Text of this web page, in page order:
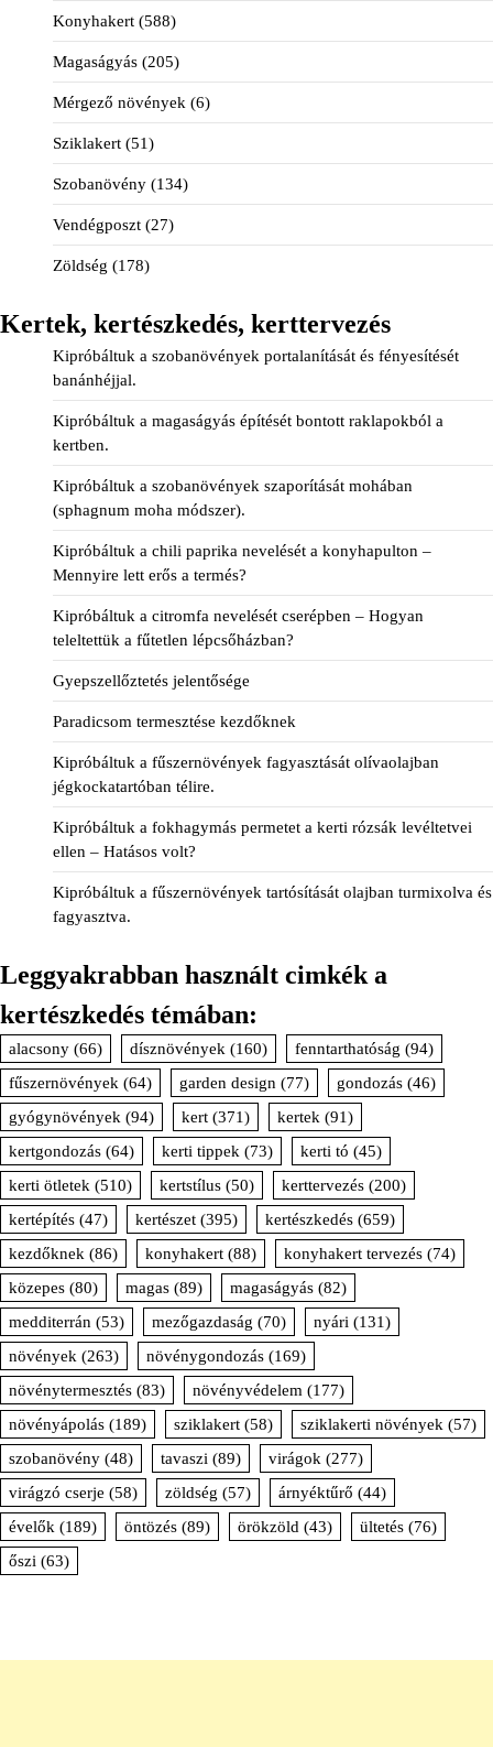
Konyhakert (588)
Magaságyás (205)
Mérgező növények (6)
Sziklakert (51)
Szobanövény (134)
Vendégposzt (27)
Zöldség (178)
Kertek, kertészkedés, kerttervezés
Kipróbáltuk a szobanövények portalanítását és fényesítését
banánhéjjal.
Kipróbáltuk a magaságyás építését bontott raklapokból a
kertben.
Kipróbáltuk a szobanövények szaporítását mohában
(sphagnum moha módszer).
Kipróbáltuk a chili paprika nevelését a konyhapulton –
Mennyire lett erős a termés?
Kipróbáltuk a citromfa nevelését cserépben – Hogyan
teleltettük a fűtetlen lépcsőházban?
Gyepszellőztetés jelentősége
Paradicsom termesztése kezdőknek
Kipróbáltuk a fűszernövények fagyasztását olívaolajban
jégkockatartóban télire.
Kipróbáltuk a fokhagymás permetet a kerti rózsák levéltetvei
ellen – Hatásos volt?
Kipróbáltuk a fűszernövények tartósítását olajban turmixolva és
fagyasztva.
Leggyakrabban használt cimkék a
kertészkedés témában:
alacsony (66) dísznövények (160) fenntarthatóság (94)
fűszernövények (64) garden design (77) gondozás (46)
gyógynövények (94) kert (371) kertek (91)
kertgondozás (64) kerti tippek (73) kerti tó (45)
kerti ötletek (510) kertstílus (50) kerttervezés (200)
kertépítés (47) kertészet (395) kertészkedés (659)
kezdőknek (86) konyhakert (88) konyhakert tervezés (74)
közepes (80) magas (89) magaságyás (82)
medditerrán (53) mezőgazdaság (70) nyári (131)
növények (263) növénygondozás (169)
növénytermesztés (83) növényvédelem (177)
növényápolás (189) sziklakert (58) sziklakerti növények (57)
szobanövény (48) tavaszi (89) virágok (277)
virágzó cserje (58) zöldség (57) árnyéktűrő (44)
évelők (189) öntözés (89) örökzöld (43) ültetés (76)
őszi (63)